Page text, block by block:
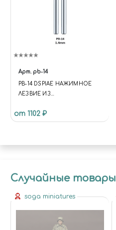
Арт. pb-14
PB-14 DSPIAE НАЖИМНОЕ
ЛЕЗВИЕ ИЗ
ММ
от 1102 ₽
Случайные товары
soga miniatures